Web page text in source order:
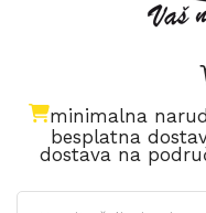
minimalna
besplatna
dostava na